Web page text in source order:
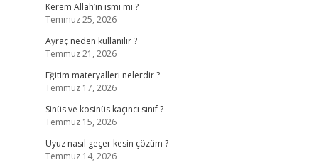
Kerem Allah’ın ismi mi ?
Temmuz 25, 2026
Ayraç neden kullanılır ?
Temmuz 21, 2026
Eğitim materyalleri nelerdir ?
Temmuz 17, 2026
Sinüs ve kosinüs kaçıncı sınıf ?
Temmuz 15, 2026
Uyuz nasıl geçer kesin çözüm ?
Temmuz 14, 2026